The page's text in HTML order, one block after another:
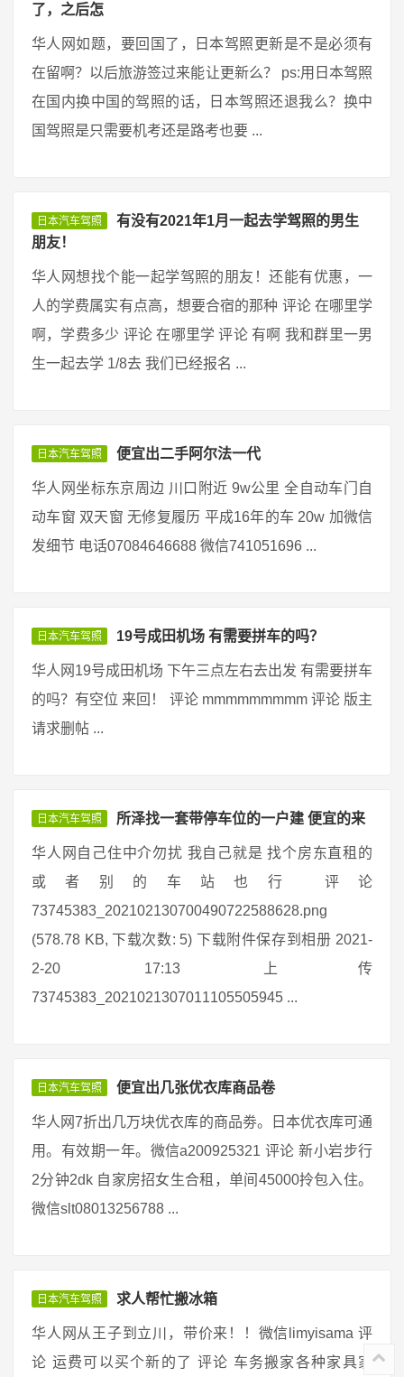
了，之后怎
华人网如题，要回国了，日本驾照更新是不是必须有
在留啊？以后旅游签过来能让更新么？ ps:用日本驾照
在国内换中国的驾照的话，日本驾照还退我么？换中
国驾照是只需要机考还是路考也要 ...
日本汽车驾照
有没有2021年1月一起去学驾照的男生
朋友！
华人网想找个能一起学驾照的朋友！还能有优惠，一
人的学费属实有点高，想要合宿的那种 评论 在哪里学
啊，学费多少 评论 在哪里学 评论 有啊 我和群里一男
生一起去学 1/8去 我们已经报名 ...
日本汽车驾照 便宜出二手阿尔法一代
华人网坐标东京周边 川口附近 9w公里 全自动车门自
动车窗 双天窗 无修复履历 平成16年的车 20w 加微信
发细节 电话07084646688 微信741051696 ...
日本汽车驾照 19号成田机场 有需要拼车的吗？
华人网19号成田机场 下午三点左右去出发 有需要拼车
的吗？有空位 来回！ 评论 mmmmmmmmm 评论 版主
请求删帖 ...
日本汽车驾照 所泽找一套带停车位的一户建 便宜的来
华人网自己住中介勿扰 我自己就是 找个房东直租的
或者别的车站也行 评论
73745383_202102130700490722588628.png
(578.78 KB, 下载次数: 5) 下载附件保存到相册 2021-
2-20 17:13 上传
73745383_2021021307011105505945 ...
日本汽车驾照 便宜出几张优衣库商品卷
华人网7折出几万块优衣库的商品劵。日本优衣库可通
用。有效期一年。微信a200925321 评论 新小岩步行
2分钟2dk 自家房招女生合租，单间45000拎包入住。
微信slt08013256788 ...
日本汽车驾照 求人帮忙搬冰箱
华人网从王子到立川，带价来！！微信limyisama 评
论 运费可以买个新的了 评论 车务搬家各种家具家